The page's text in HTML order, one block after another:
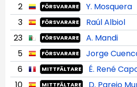
2
FÖRSVARARE Y. Mosquera
3 FÖRSVARARE Raúl Albiol
23 FÖRSVARARE
A. Mandi
5
FÖRSVARARE
Jorge
6
MITTFÄLTARE É. René
10 MITTFÄLTARE D. Parejo